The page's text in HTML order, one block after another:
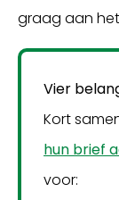
graag aan
Vier
Kort
hun brief
voor: